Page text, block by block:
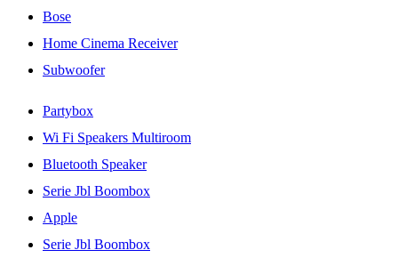
Bose
Home Cinema Receiver
Subwoofer
Partybox
Wi Fi Speakers Multiroom
Bluetooth Speaker
Serie Jbl Boombox
Apple
Serie Jbl Boombox